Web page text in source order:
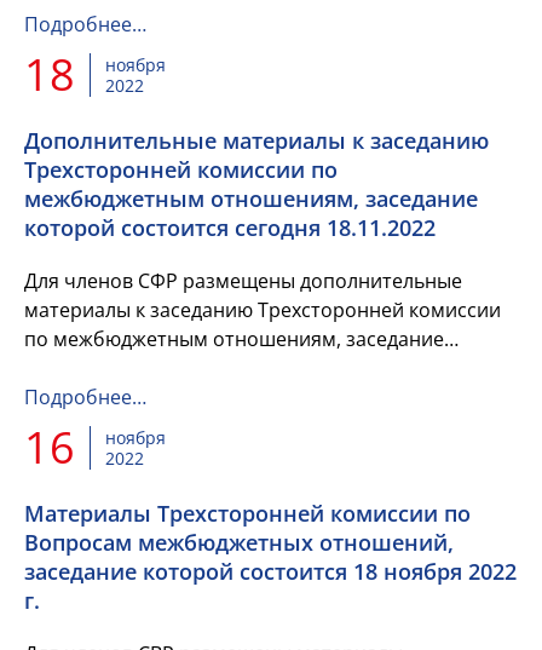
Подробнее…
18
ноября
2022
Дополнительные материалы к заседанию
Трехсторонней комиссии по
межбюджетным отношениям, заседание
которой состоится сегодня 18.11.2022
Для членов СФР размещены дополнительные
материалы к заседанию Трехсторонней комиссии
по межбюджетным отношениям, заседание
Подробнее…
16
ноября
2022
Материалы Трехсторонней комиссии по
Вопросам межбюджетных отношений,
заседание которой состоится 18 ноября 2022
г.